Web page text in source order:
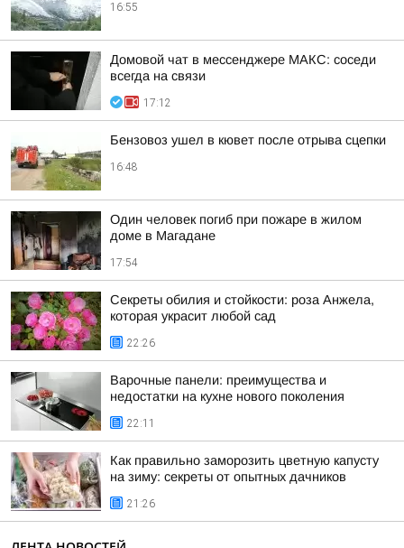
16:55
Домовой чат в мессенджере MAКС: соседи
всегда на связи
17:12
Бензовоз ушел в кювет после отрыва сцепки
16:48
Один человек погиб при пожаре в жилом
доме в Магадане
17:54
Секреты обилия и стойкости: роза Анжела,
которая украсит любой сад
22:26
Варочные панели: преимущества и
недостатки на кухне нового поколения
22:11
Как правильно заморозить цветную капусту
на зиму: секреты от опытных дачников
21:26